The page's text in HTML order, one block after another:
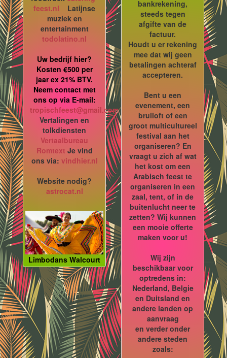
feest.nl Latijnse
muziek en
entertainment
todolatino.nl
Uw bedrijf hier?
Kosten €500 per
jaar ex 21% BTV.
Neem contact met
ons op via E-mail:
tropischfeest@gmail.com
Vertalingen en
tolkdiensten
Vertaalbureau
Romtext Je vind
ons via: vindhier.nl
Website nodig?
astrocat.nl
Limbodans Walcourt
bankrekening,
steeds tegen
afgifte van de
factuur.
Houdt u er rekening
mee dat wij geen
betalingen achteraf
accepteren.
Bent u een
evenement, een
bruiloft of een
groot multicultureel
festival aan het
organiseren? En
vraagt u zich af wat
het kost om een
Arabisch feest te
organiseren in een
zaal, tent, of in de
buitenlucht neer te
zetten? Wij kunnen
een mooie offerte
maken voor u!
Wij zijn
beschikbaar voor
optredens in:
Nederland, Belgie
en Duitsland en
andere landen op
aanvraag
en verder onder
andere steden
zoals: